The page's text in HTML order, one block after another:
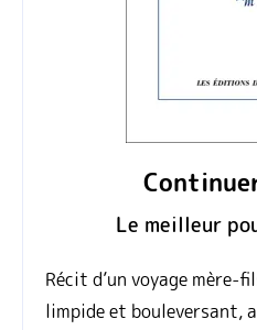
Le meilleur
Récit d’un voyage
limpide et bouleversant,